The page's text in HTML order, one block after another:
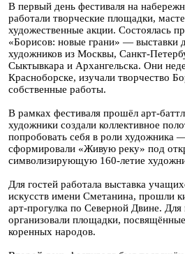
В первый день фестиваля на
работали творческие площадки,
художественные акции. Состоялась
«Борисов: новые грани» — выставки
художников из Москвы, Санкт-
Сыктывкара и Архангельска. Они
Красноборске, изучали творчество
собственные работы.
В рамках фестиваля прошёл арт-
художники создали коллективное
попробовать себя в роли художника
сформировали «Живую реку» под
символизирующую 160-летие
Для гостей работала выставка
искусств имени Сметанина, прошли
арт-прогулка по Северной Двине.
организовали площадки,
коренных народов.